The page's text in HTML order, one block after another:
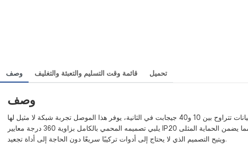
وصف قائمة وقت التسليم والتعبئة والتغليف تحميل
وصف
ويتيح التصميم الذي لا يحتاج إلى أدوات تركيبًا سريعًا دون الحاجة إلى أداة تجعيد.